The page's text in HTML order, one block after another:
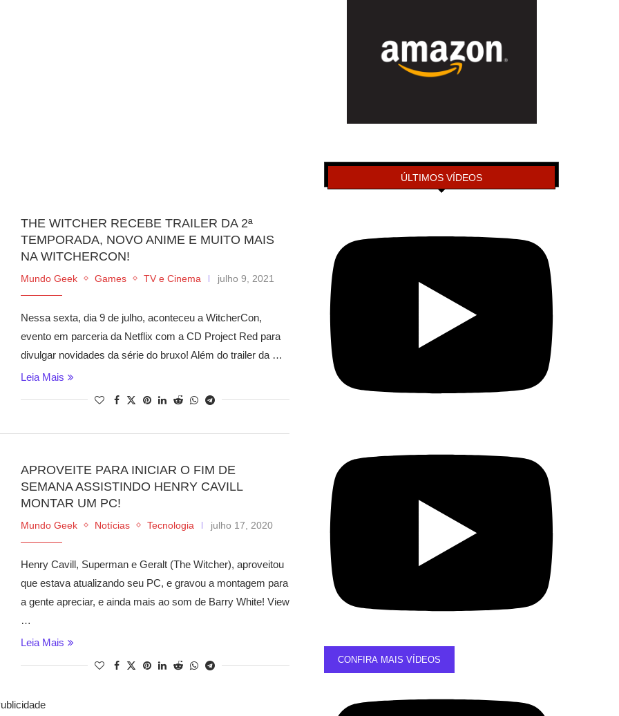
THE WITCHER RECEBE TRAILER DA 2ª
TEMPORADA, NOVO ANIME E MUITO MAIS
NA WITCHERCON!
Mundo Geek Games TV e Cinema julho 9, 2021
Nessa sexta, dia 9 de julho, aconteceu a WitcherCon,
evento em parceria da Netflix com a CD Project Red para
divulgar novidades da série do bruxo! Além do trailer da …
Leia Mais
APROVEITE PARA INICIAR O FIM DE
SEMANA ASSISTINDO HENRY CAVILL
MONTAR UM PC!
Mundo Geek Notícias Tecnologia julho 17, 2020
Henry Cavill, Superman e Geralt (The Witcher), aproveitou
que estava atualizando seu PC, e gravou a montagem para
a gente apreciar, e ainda mais ao som de Barry White! View
…
Leia Mais
ÚLTIMOS VÍDEOS
CONFIRA MAIS VÍDEOS